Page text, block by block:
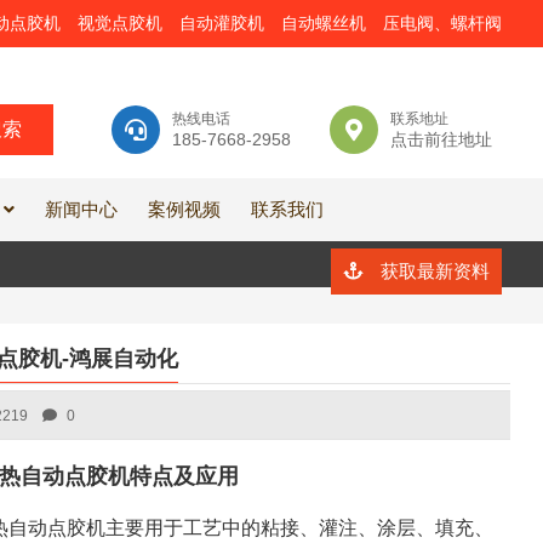
点胶机 视觉点胶机 自动灌胶机 自动螺丝机 压电阀、螺杆阀
热线电话
185-7668-2958
联系地址
点击前往地址
新闻中心 案例视频 联系我们
获取最新资料
胶机-鸿展自动化
0
自动点胶机特点及应用
动点胶机主要用于工艺中的粘接、灌注、涂层、填充、